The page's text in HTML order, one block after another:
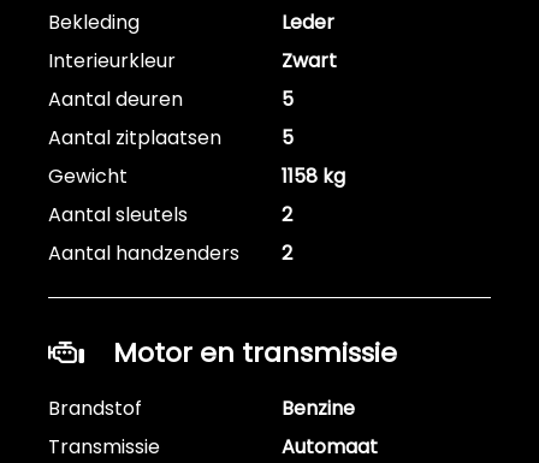
Bekleding
Leder
Interieurkleur
Zwart
Aantal deuren
5
Aantal zitplaatsen
5
Gewicht
1158 kg
Aantal sleutels
2
Aantal handzenders
2
Motor en transmissie
Brandstof
Benzine
Transmissie
Automaat